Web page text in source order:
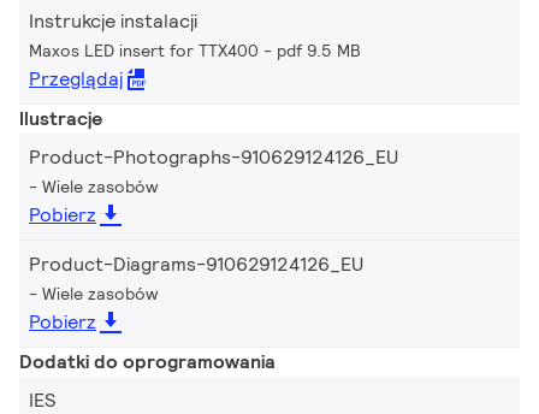
Instrukcje instalacji
Maxos LED insert for TTX400 pdf 9.5 MB
Przeglądaj
Ilustracje
Product-Photographs-910629124126_EU
Wiele zasobów
Pobierz
Product-Diagrams-910629124126_EU
Wiele zasobów
Pobierz
Dodatki do oprogramowania
IES